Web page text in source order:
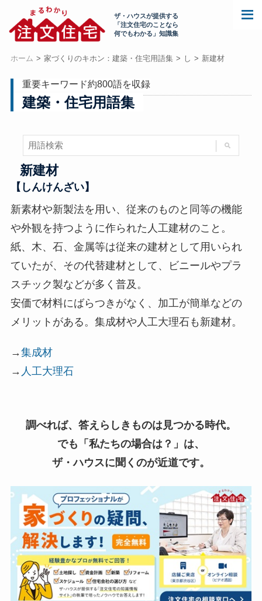
ザ・ハウスが提供する
「注文住宅のことなら
何でもわかる」知識集
ホーム 家づくりのキホン：建築・住宅用語集 し 新建材
重要キーワード約800語を収録
建築・住宅用語集
新建材
【しんけんざい】
新素材や新製法を用い、従来のものと同等の機能
や外観を持つように作られた人工建材のこと。
紙、木、石、金属等は従来の建材として用いられ
ていたが、その代替建材として、ビニールやプラ
スチック製などが多く普及。
安価で材料にばらつきがなく、加工が簡単などの
メリットがある。集成材や人工大理石も新建材。
→集成材
→ 人工大理石
調べれば、答えらしきものは見つかる時代。
でも「私たちの場合は？」は、
ザ・ハウスに聞くのが近道です。